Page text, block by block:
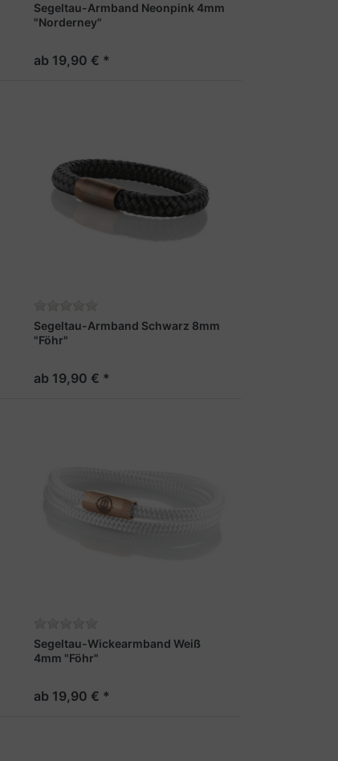
Segeltau-Armband Neonpink 4mm
"Norderney"
ab 19,90 € *
Segeltau-Armband Schwarz 8mm
"Föhr"
ab 19,90 € *
Segeltau-Wickearmband Weiß
4mm "Föhr"
ab 19,90 € *